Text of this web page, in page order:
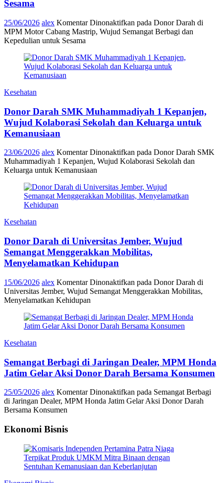
Sesama
25/06/2026 alex Komentar Dinonaktifkan pada Donor Darah di
MPM Motor Cabang Mastrip, Wujud Semangat Berbagi dan
Kepedulian untuk Sesama
Kesehatan
Donor Darah SMK Muhammadiyah 1 Kepanjen,
Wujud Kolaborasi Sekolah dan Keluarga untuk
Kemanusiaan
23/06/2026 alex Komentar Dinonaktifkan pada Donor Darah SMK
Muhammadiyah 1 Kepanjen, Wujud Kolaborasi Sekolah dan
Keluarga untuk Kemanusiaan
Kesehatan
Donor Darah di Universitas Jember, Wujud
Semangat Menggerakkan Mobilitas,
Menyelamatkan Kehidupan
15/06/2026 alex Komentar Dinonaktifkan pada Donor Darah di
Universitas Jember, Wujud Semangat Menggerakkan Mobilitas,
Menyelamatkan Kehidupan
Kesehatan
Semangat Berbagi di Jaringan Dealer, MPM Honda
Jatim Gelar Aksi Donor Darah Bersama Konsumen
25/05/2026 alex Komentar Dinonaktifkan pada Semangat Berbagi
di Jaringan Dealer, MPM Honda Jatim Gelar Aksi Donor Darah
Bersama Konsumen
Ekonomi Bisnis